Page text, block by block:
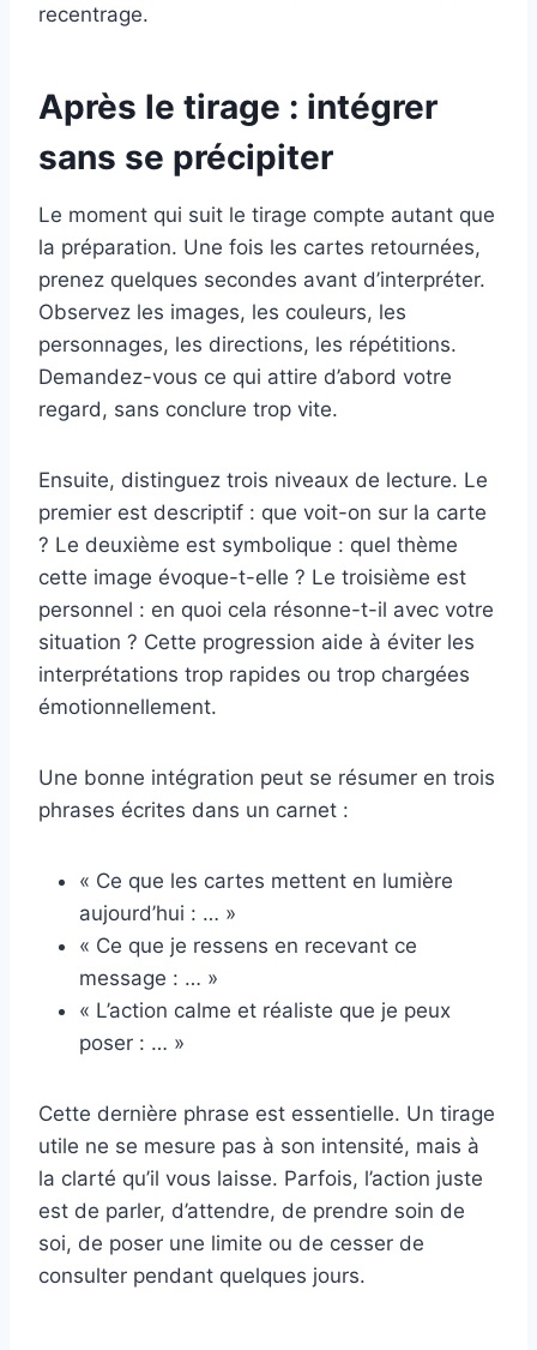
recentrage.
Après le tirage : intégrer
sans se précipiter
Le moment qui suit le tirage compte autant que
la préparation. Une fois les cartes retournées,
prenez quelques secondes avant d’interpréter.
Observez les images, les couleurs, les
personnages, les directions, les répétitions.
Demandez-vous ce qui attire d’abord votre
regard, sans conclure trop vite.
Ensuite, distinguez trois niveaux de lecture. Le
premier est descriptif : que voit-on sur la carte
? Le deuxième est symbolique : quel thème
cette image évoque-t-elle ? Le troisième est
personnel : en quoi cela résonne-t-il avec votre
situation ? Cette progression aide à éviter les
interprétations trop rapides ou trop chargées
émotionnellement.
Une bonne intégration peut se résumer en trois
phrases écrites dans un carnet :
« Ce que les cartes mettent en lumière
aujourd’hui : … »
« Ce que je ressens en recevant ce
message : … »
« L’action calme et réaliste que je peux
poser : … »
Cette dernière phrase est essentielle. Un tirage
utile ne se mesure pas à son intensité, mais à
la clarté qu’il vous laisse. Parfois, l’action juste
est de parler, d’attendre, de prendre soin de
soi, de poser une limite ou de cesser de
consulter pendant quelques jours.